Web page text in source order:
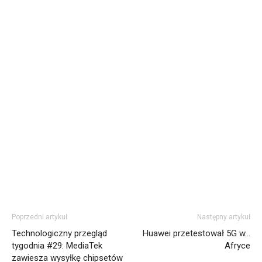
Poprzedni artykuł
Technologiczny przegląd
tygodnia #29: MediaTek
zawiesza wysyłkę chipsetów
Następny artykuł
Huawei przetestował 5G w…
Afryce